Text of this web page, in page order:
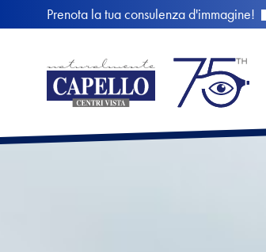
Prenota la tua consulenza d'immagine!